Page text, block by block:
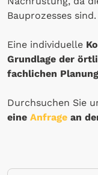
Bauprozesses sind.
Eine individuelle
Grundlage der
fachlichen Planung
Durchsuchen Sie
eine Anfrage an